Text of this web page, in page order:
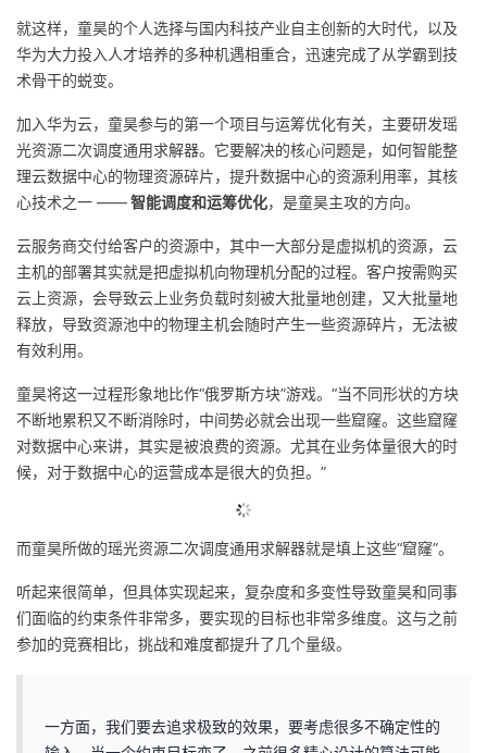
就这样，童昊的个人选择与国内科技产业自主创新的大时代，以及
华为大力投入人才培养的多种机遇相重合，迅速完成了从学霸到技
术骨干的蜕变。
加入华为云，童昊参与的第一个项目与运筹优化有关，主要研发瑶
光资源二次调度通用求解器。它要解决的核心问题是，如何智能整
理云数据中心的物理资源碎片，提升数据中心的资源利用率，其核
心技术之一 ——智能调度和运筹优化，是童昊主攻的方向。
云服务商交付给客户的资源中，其中一大部分是虚拟机的资源，云
主机的部署其实就是把虚拟机向物理机分配的过程。客户按需购买
云上资源，会导致云上业务负载时刻被大批量地创建，又大批量地
释放，导致资源池中的物理主机会随时产生一些资源碎片，无法被
有效利用。
童昊将这一过程形象地比作“俄罗斯方块”游戏。“当不同形状的方块
不断地累积又不断消除时，中间势必就会出现一些窟窿。这些窟窿
对数据中心来讲，其实是被浪费的资源。尤其在业务体量很大的时
候，对于数据中心的运营成本是很大的负担。”
而童昊所做的瑶光资源二次调度通用求解器就是填上这些“窟窿”。
听起来很简单，但具体实现起来，复杂度和多变性导致童昊和同事
们面临的约束条件非常多，要实现的目标也非常多维度。这与之前
参加的竞赛相比，挑战和难度都提升了几个量级。
一方面，我们要去追求极致的效果，要考虑很多不确定性的